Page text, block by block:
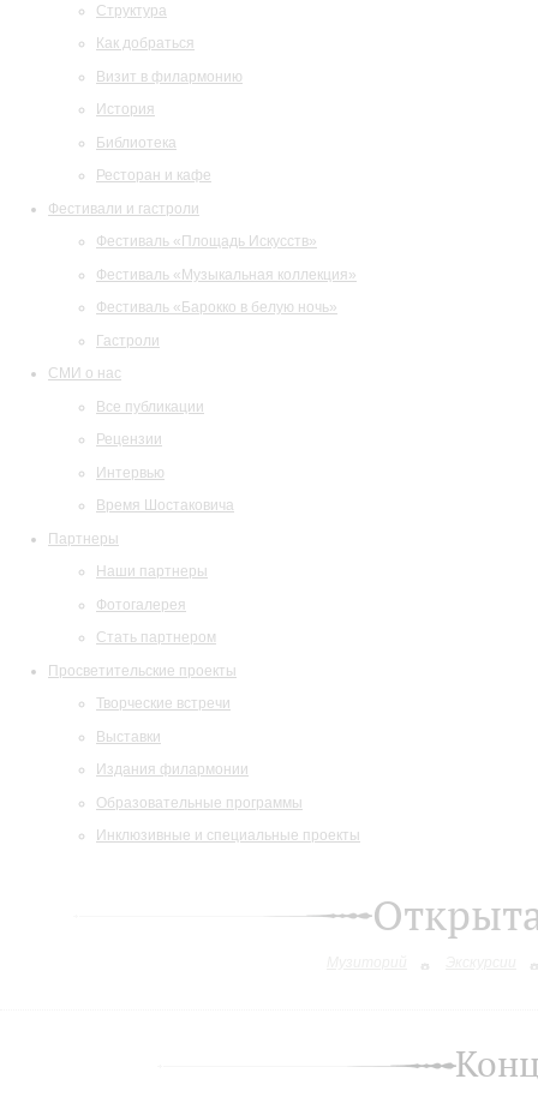
Структура
Как добраться
Визит в филармонию
История
Библиотека
Ресторан и кафе
Фестивали и гастроли
Фестиваль «Площадь Искусств»
Фестиваль «Музыкальная коллекция»
Фестиваль «Барокко в белую ночь»
Гастроли
СМИ о нас
Все публикации
Рецензии
Интервью
Время Шостаковича
Партнеры
Наши партнеры
Фотогалерея
Стать партнером
Просветительские проекты
Творческие встречи
Выставки
Издания филармонии
Образовательные программы
Инклюзивные и специальные проекты